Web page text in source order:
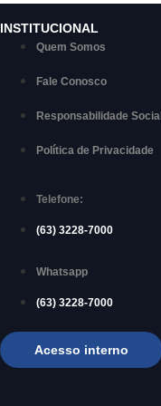
INSTITUCIONAL
Quem Somos
Fale Conosco
Responsabilidade Social
Política de Privacidade
Telefone:
(63) 3228-7000
Whatsapp
(63) 3228-7000
Acesso interno